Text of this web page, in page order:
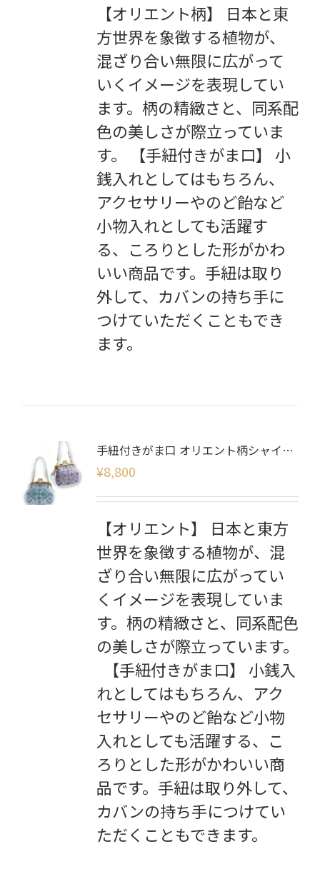
【オリエント柄】 日本と東
方世界を象徴する植物が、
混ざり合い無限に広がって
いくイメージを表現してい
ます。柄の精緻さと、同系配
色の美しさが際立っていま
す。 【手紐付きがま口】 小
銭入れとしてはもちろん、
アクセサリーやのど飴など
小物入れとしても活躍す
る、ころりとした形がかわ
いい商品です。手紐は取り
外して、カバンの持ち手に
つけていただくこともでき
ます。
手紐付きがま口 オリエント柄シャイニー
¥8,800
【オリエント】 日本と東方
世界を象徴する植物が、混
ざり合い無限に広がってい
くイメージを表現していま
す。柄の精緻さと、同系配色
の美しさが際立っています。
【手紐付きがま口】 小銭入
れとしてはもちろん、アク
セサリーやのど飴など小物
入れとしても活躍する、こ
ろりとした形がかわいい商
品です。手紐は取り外して、
カバンの持ち手につけてい
ただくこともできます。